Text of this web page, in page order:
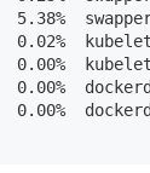
5.38%
0.02%
0.00%
0.00%
0.00%